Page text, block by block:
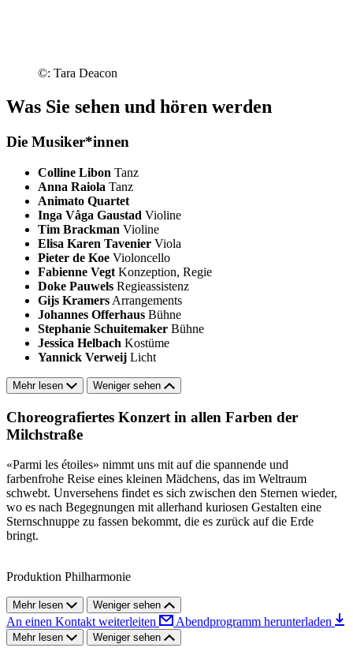
©: Tara Deacon
Was Sie sehen und hören werden
Die Musiker*innen
Colline Libon Tanz
Anna Raiola Tanz
Animato Quartet
Inga Våga Gaustad Violine
Tim Brackman Violine
Elisa Karen Tavenier Viola
Pieter de Koe Violoncello
Fabienne Vegt Konzeption, Regie
Doke Pauwels Regieassistenz
Gijs Kramers Arrangements
Johannes Offerhaus Bühne
Stephanie Schuitemaker Bühne
Jessica Helbach Kostüme
Yannick Verweij Licht
Mehr lesen Weniger sehen
Choreografiertes Konzert in allen Farben der
Milchstraße
«Parmi les étoiles» nimmt uns mit auf die spannende und
farbenfrohe Reise eines kleinen Mädchens, das im Weltraum
schwebt. Unversehens findet es sich zwischen den Sternen wieder,
wo es nach Begegnungen mit allerhand kuriosen Gestalten eine
Sternschnuppe zu fassen bekommt, die es zurück auf die Erde
bringt.
Produktion Philharmonie
Mehr lesen Weniger sehen
An einen Kontakt weiterleiten Abendprogramm herunterladen
Mehr lesen Weniger sehen